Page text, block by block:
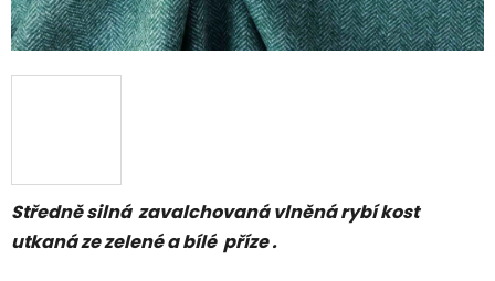
Středně silná zavalchovaná vlněná rybí kost
utkaná ze zelené a bílé příze .